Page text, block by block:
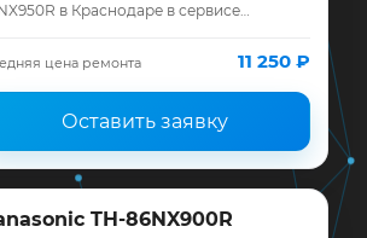
в Краснодаре в сервисе
смета до ремонта, запчасти и
до 12 мес…
цена ремонта 11 250 ₽
Оставить заявку
TH-86NX900R